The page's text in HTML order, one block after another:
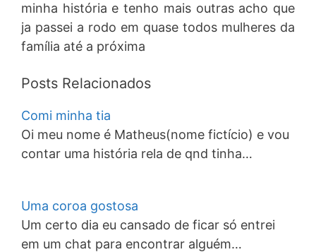
minha história e tenho mais outras acho que
ja passei a rodo em quase todos mulheres da
família até a próxima
Posts Relacionados
Comi minha tia
Oi meu nome é Matheus(nome fictício) e vou
contar uma história rela de qnd tinha…
Uma coroa gostosa
Um certo dia eu cansado de ficar só entrei
em um chat para encontrar alguém…